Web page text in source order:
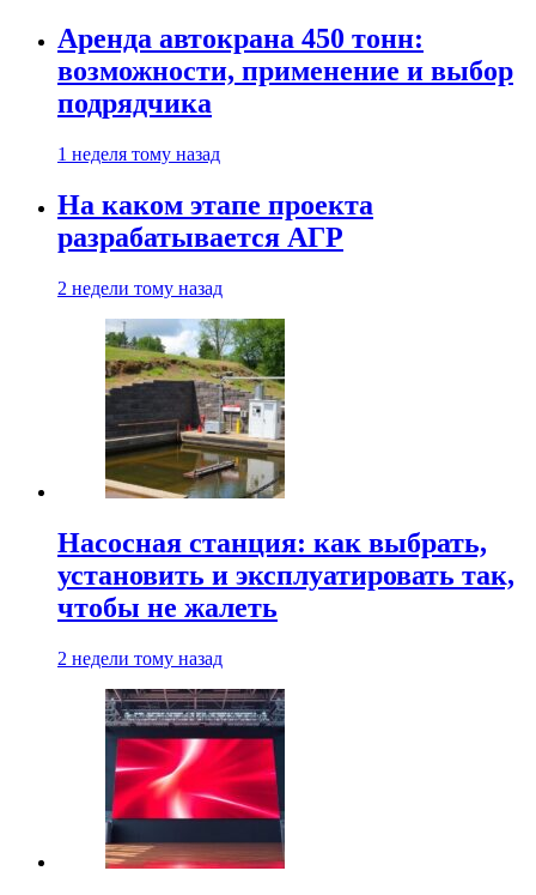
Аренда автокрана 450 тонн:
возможности, применение и выбор
подрядчика
1 неделя тому назад
На каком этапе проекта
разрабатывается АГР
2 недели тому назад
Насосная станция: как выбрать,
установить и эксплуатировать так,
чтобы не жалеть
2 недели тому назад